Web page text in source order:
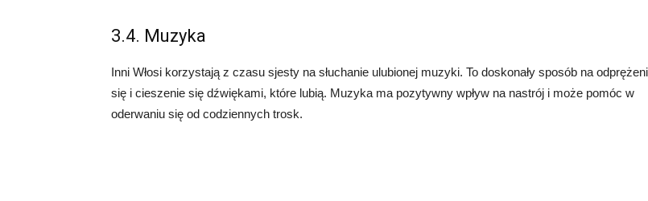
3.4. Muzyka
Inni Włosi korzystają z czasu sjesty na słuchanie ulubionej muzyki. To doskonały sposób na
się i cieszenie się dźwiękami, które lubią. Muzyka ma pozytywny wpływ na nastrój i może pomóc w
oderwaniu się od codziennych trosk.